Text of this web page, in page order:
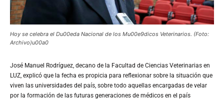
Hoy se celebra el Du00eda Nacional de los Mu00e9dicos Veterinarios. (Foto:
Archivo)u00a0
José Manuel Rodríguez, decano de la Facultad de Ciencias Veterinarias en
LUZ, explicó que la fecha es propicia para reflexionar sobre la situación que
viven las universidades del país, sobre todo aquellas encargadas de velar
por la formación de las futuras generaciones de médicos en el país